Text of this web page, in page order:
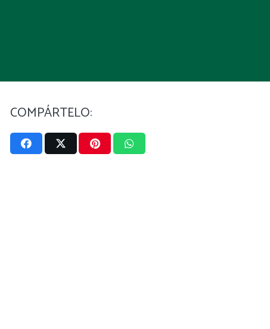
COMPÁRTELO: